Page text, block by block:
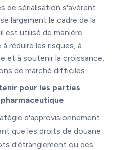
de sérialisation s'avèrent
largement le cadre de la
est utilisé de manière
réduire les risques, à
et à soutenir la croissance,
de marché difficiles.
pour les parties
d'approvisionnement
que les droits de douane
d'étranglement ou des